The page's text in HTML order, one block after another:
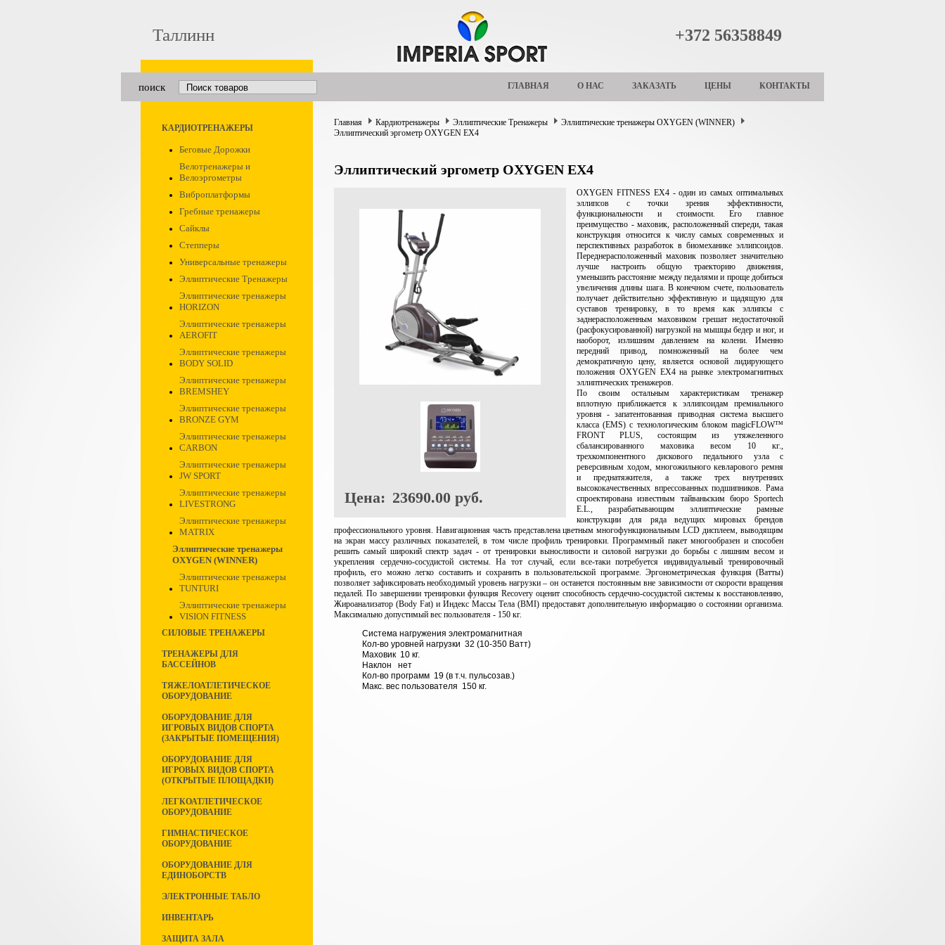
Таллинн +372 56358849
поиск ГЛАВНАЯ О НАС ЗАКАЗАТЬ ЦЕНЫ КОНТАКТЫ
КАРДИОТРЕНАЖЕРЫ
Беговые Дорожки
Велотренажеры и
Велоэргометры
Виброплатформы
Гребные тренажеры
Сайклы
Степперы
Универсальные тренажеры
Эллиптические Тренажеры
Эллиптические тренажеры
HORIZON
Эллиптические тренажеры
AEROFIT
Эллиптические тренажеры
BODY SOLID
Эллиптические тренажеры
BREMSHEY
Эллиптические тренажеры
BRONZE GYM
Эллиптические тренажеры
CARBON
Эллиптические тренажеры
JW SPORT
Эллиптические тренажеры
LIVESTRONG
Эллиптические тренажеры
MATRIX
Эллиптические тренажеры
OXYGEN (WINNER)
Эллиптические тренажеры
TUNTURI
Эллиптические тренажеры
VISION FITNESS
СИЛОВЫЕ ТРЕНАЖЕРЫ
ТРЕНАЖЕРЫ ДЛЯ
БАССЕЙНОВ
ТЯЖЕЛОАТЛЕТИЧЕСКОЕ
ОБОРУДОВАНИЕ
ОБОРУДОВАНИЕ ДЛЯ
ИГРОВЫХ ВИДОВ СПОРТА
(ЗАКРЫТЫЕ ПОМЕЩЕНИЯ)
ОБОРУДОВАНИЕ ДЛЯ
ИГРОВЫХ ВИДОВ СПОРТА
(ОТКРЫТЫЕ ПЛОЩАДКИ)
ЛЕГКОАТЛЕТИЧЕСКОЕ
ОБОРУДОВАНИЕ
ГИМНАСТИЧЕСКОЕ
ОБОРУДОВАНИЕ
ОБОРУДОВАНИЕ ДЛЯ
ЕДИНОБОРСТВ
ЭЛЕКТРОННЫЕ ТАБЛО
ИНВЕНТАРЬ
ЗАЩИТА ЗАЛА
Главная Кардиотренажеры Эллиптические Тренажеры
Эллиптические тренажеры OXYGEN (WINNER)
Эллиптический эргометр OXYGEN EX4
Эллиптический эргометр OXYGEN EX4
Цена: 23690.00 руб.
OXYGEN FITNESS EX4 - один из самых оптимальных
эллипсов с точки зрения эффективности,
функциональности и стоимости. Его главное
преимущество - маховик, расположенный спереди, такая
конструкция относится к числу самых современных и
перспективных разработок в биомеханике эллипсоидов.
Переднерасположенный маховик позволяет значительно
лучше настроить общую траекторию движения,
уменьшить расстояние между педалями и проще добиться
увеличения длины шага. В конечном счете, пользователь
получает действительно эффективную и щадящую для
суставов тренировку, в то время как эллипсы с
заднерасположенным маховиком грешат недостаточной
(расфокусированной) нагрузкой на мышцы бедер и ног, и
наоборот, излишним давлением на колени. Именно
передний привод, помноженный на более чем
демократичную цену, является основой лидирующего
положения OXYGEN EX4 на рынке электромагнитных
эллиптических тренажеров.
По своим остальным характеристикам тренажер
вплотную приближается к эллипсоидам премиального
уровня - запатентованная приводная система высшего
класса (EMS) с технологическим блоком magicFLOW™
FRONT PLUS, состоящим из утяжеленного
сбалансированного маховика весом 10 кг.,
трехкомпонентного дискового педального узла с
реверсивным ходом, многожильного кевларового ремня
и преднатяжителя, а также трех внутренних
высококачественных впрессованных подшипников. Рама
спроектирована известным тайваньским бюро Sportech
E.L., разрабатывающим эллиптические рамные
конструкции для ряда ведущих мировых брендов
профессионального уровня. Навигационная часть представлена цветным многофункциональным LCD дисплеем, выводящим
на экран массу различных показателей, в том числе профиль тренировки. Программный пакет многообразен и способен
решить самый широкий спектр задач - от тренировки выносливости и силовой нагрузки до борьбы с лишним весом и
укрепления сердечно-сосудистой системы. На тот случай, если все-таки потребуется индивидуальный тренировочный
профиль, его можно легко составить и сохранить в пользовательской программе. Эргонометрическая функция (Ватты)
позволяет зафиксировать необходимый уровень нагрузки – он останется постоянным вне зависимости от скорости вращения
педалей. По завершении тренировки функция Recovery оценит способность сердечно-сосудистой системы к восстановлению,
Жироанализатор (Body Fat) и Индекс Массы Тела (BMI) предоставят дополнительную информацию o состоянии организма.
Максимально допустимый вес пользователя - 150 кг.
Система нагружения электромагнитная
Кол-во уровней нагрузки 32 (10-350 Ватт)
Маховик 10 кг.
Наклон нет
Кол-во программ 19 (в т.ч. пульсозав.)
Макс. вес пользователя 150 кг.